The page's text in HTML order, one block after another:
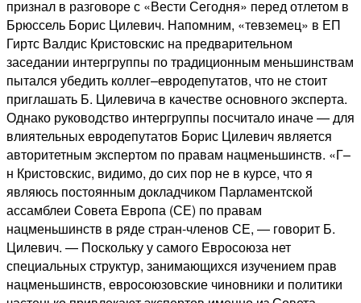
признал в разговоре с «Вести Сегодня» перед отлетом в
Брюссель Борис Цилевич. Напомним, «тевземец» в ЕП
Гиртс Валдис Кристовскис на предварительном
заседании интергруппы по традиционным меньшинствам
пытался убедить коллег–евродепутатов, что не стоит
приглашать Б. Цилевича в качестве основного эксперта.
Однако руководство интергруппы посчитало иначе — для
влиятельных евродепутатов Борис Цилевич является
авторитетным экспертом по правам нацменьшинств. «Г–
н Кристовскис, видимо, до сих пор не в курсе, что я
являюсь постоянным докладчиком Парламентской
ассамблеи Совета Европа (СЕ) по правам
нацменьшинств в ряде стран-членов СЕ, — говорит Б.
Цилевич. — Поскольку у самого Евросоюза нет
специальных структур, занимающихся изучением прав
нацменьшинств, евросоюзовские чиновники и политики